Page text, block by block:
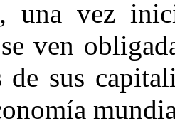
una vez
ven
de sus